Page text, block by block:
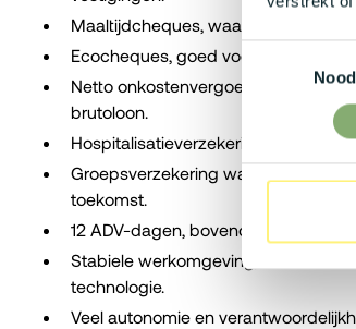
Maaltijdcheques, waardoor je netto
Ecocheques, goed voor tal van
Netto onkostenvergoeding tot €200
brutoloon.
Hospitalisatieverzekering zodat jij
Groepsverzekering waarmee je
toekomst.
12 ADV-dagen, bovenop je
Stabiele werkomgeving, binnen een
technologie.
Veel autonomie en